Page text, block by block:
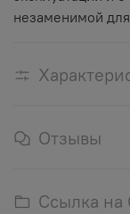
незаменимой
Отзывы
Ссылка на